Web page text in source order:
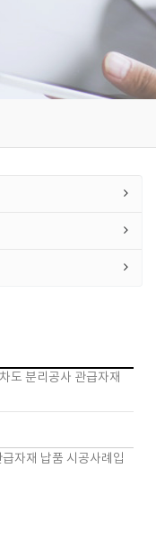
도 분리공사 관급자재
자재 납품 시공사례입